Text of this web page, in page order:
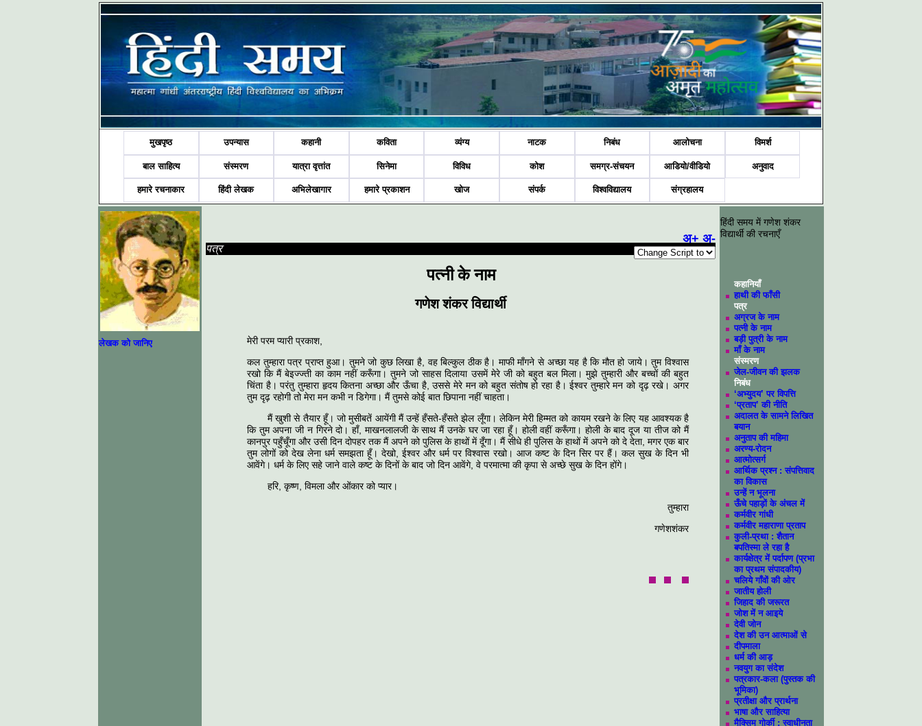
मुखपृष्ठ उपन्यास कहानी कविता व्यंग्य नाटक निबंध आलोचना विमर्श
बाल साहित्य संस्मरण यात्रा वृत्तांत सिनेमा विविध कोश समग्र-संचयन आडियो/वीडियो अनुवाद
हमारे रचनाकार हिंदी लेखक अभिलेखागार हमारे प्रकाशन खोज संपर्क विश्वविद्यालय संग्रहालय
लेखक को जानिए
अ+ अ-
पत्र
पत्‍नी के नाम
गणेश शंकर विद्यार्थी
मेरी परम प्‍यारी प्रकाश,
कल तुम्‍हारा पत्र प्राप्‍त हुआ। तुमने जो कुछ लिखा है, व‍ह बिल्‍कुल ठीक है। माफी माँगने से अच्‍छा यह है कि मौत हो जाये। तुम विश्‍वास
रखो कि मैं बेइज्‍ज्‍ती का काम नहीं करूँगा। तुमने जो साहस दिलाया उसमें मेरे जी को बहुत बल मिला। मुझे तुम्‍हारी और बच्‍चों की बहुत
चिंता है। परंतु तुम्‍हारा हृदय कितना अच्‍छा और ऊँचा है, उससे मेरे मन को बहुत संतोष हो रहा है। ईश्‍वर तुम्‍हारे मन को दृढ़ रखे। अगर
तुम दृढ़ रहोगी तो मेरा मन कभी न डिगेगा। मैं तुमसे कोई बात छिपाना नहीं चाहता।
मैं खुशी से तैयार हूँ। जो मुसीबतें आयेंगी मैं उन्‍हें हँसते-हँसते झेल लूँगा। लेकिन मेरी हिम्‍मत को कायम रखने के लिए यह आवश्‍यक है
कि तुम अपना जी न गिरने दो। हाँ, माखनलालजी के साथ मैं उनके घर जा रहा हूँ। होली वहीं करूँगा। होली के बाद दूज या तीज को मैं
कानपुर पहुँचूँगा और उसी दिन दोपहर तक मैं अपने को पुलिस के हाथों में दूँगा। मैं सीधे ही पुलिस के हाथों में अपने को दे देता, मगर एक बार
तुम लोगों को देख लेना धर्म समझता हूँ। देखो, ईश्‍वर और धर्म पर विश्‍वास रखो। आज कष्‍ट के दिन सिर पर हैं। कल सुख के दिन भी
आवेंगे। धर्म के लिए सहे जाने वाले कष्‍ट के दिनों के बाद जो दिन आवेंगे, वे परमात्‍मा की कृपा से अच्‍छे सुख के दिन होंगे।
हरि, कृष्‍ण, विमला और ओंकार को प्‍यार।
तुम्‍हारा
गणेशशंकर
हिंदी समय में गणेश शंकर
विद्यार्थी की रचनाएँ
कहानियाँ
हाथी की फाँसी
पत्र
अग्रज के नाम
पत्‍नी के नाम
बड़ी पुत्री के नाम
माँ के नाम
संस्मरण
जेल-जीवन की झलक
निबंध
‘अभ्युदय’ पर विपत्ति
‘प्रताप’ की नीति
अदालत के सामने लिखित
बयान
अनुताप की महिमा
अरण्य-रोदन
आत्मोत्सर्ग
आर्थिक प्रश्न : संपत्तिवाद
का विकास
उन्हें न भूलना
ऊँचे पहाड़ों के अंचल में
कर्मवीर गांधी
कर्मवीर महाराणा प्रताप
कुली-प्रथा : शैतान
बपतिस्मा ले रहा है
कार्यक्षेत्र में पर्दापण (प्रभा
का प्रथम संपादकीय)
चलिये गाँवों की ओर
जातीय होली
जिहाद की जरूरत
जोश में न आइये
देवी जोन
देश की उन आत्माओं से
दीपमाला
धर्म की आड़
नवयुग का संदेश
पत्रकार-कला (पुस्तक की
भूमिका)
प्रतीक्षा और प्रार्थना
भाषा और साहित्या
मैक्सिम गोर्की : स्वाधीनता